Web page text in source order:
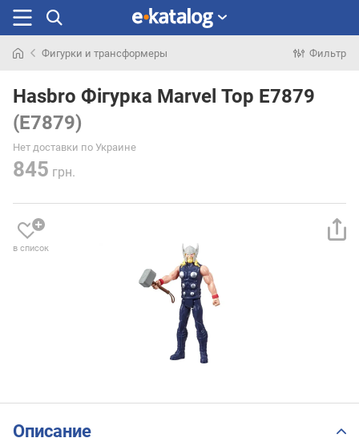
раньше
Фигурки и трансформеры Фильтр
Hasbro Фігурка Marvel Тор E7879
(E7879)
Нет доставки по Украине
845 грн.
в список
Описание